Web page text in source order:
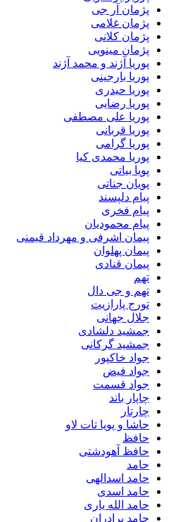
پژمان آر جی
پژمان غلامی
پژمان کلانی
پژمان مینویی
پوریا آژند و محمد آژند
پوریا بارجینی
پوریا حیدری
پوریا رضایی
پوریا علی مصطفی
پوریا قربانی
پوریا گرامی
پوریا محمدی کیا
پویا بیاتی
پویان جناتی
پیام دلپسند
پیام فخری
پیام محمودیان
پیمان اشرفی و مهرداد قیمنی
پیمان پهلوان
پیمان قنادی
تهم
تهم و جی دال
تورج پارازیت
جلال جهانی
جمشید دلشادی
جمشید گرکانی
جواد خاکپور
جواد فیض
جواد قسمت
چاپار باند
چارتار
حاشا و پویا تات لاو
حافظ
حافظ آهودشتی
حامد
حامد اسدالهی
حامد اسدی
حامد الله یاری
حامد برادران